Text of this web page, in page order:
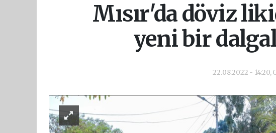
Mısır'da döviz
yeni bir
22.08.2022 - 14:20,